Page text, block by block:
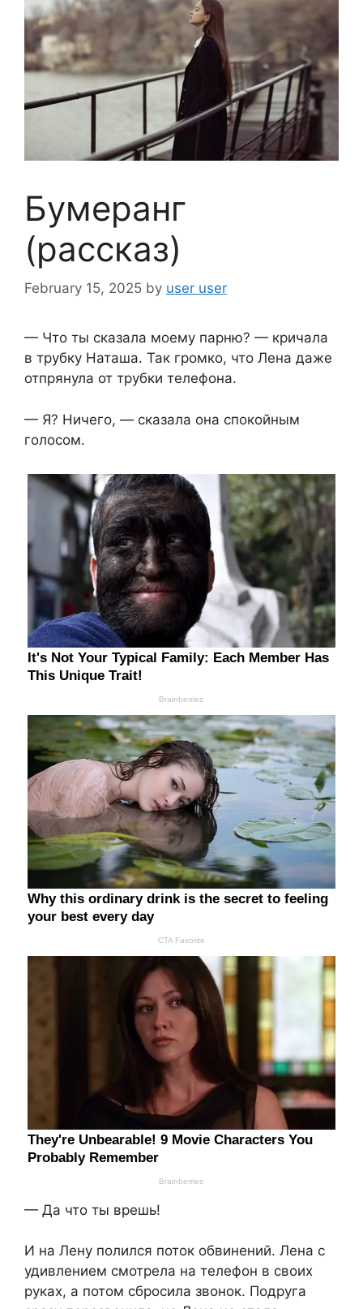
Бумеранг
(рассказ)
February 15, 2025 by user user
— Что ты сказала моему парню? — кричала
в трубку Наташа. Так громко, что Лена даже
отпрянула от трубки телефона.
— Я? Ничего, — сказала она спокойным
голосом.
— Да что ты врешь!
И на Лену полился поток обвинений. Лена с
удивлением смотрела на телефон в своих
руках, а потом сбросила звонок. Подруга